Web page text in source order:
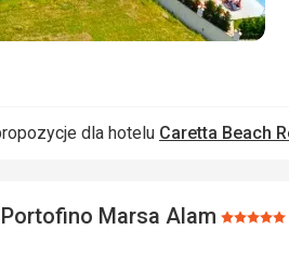
dla hotelu Caretta Beach
Marsa Alam Ocena: